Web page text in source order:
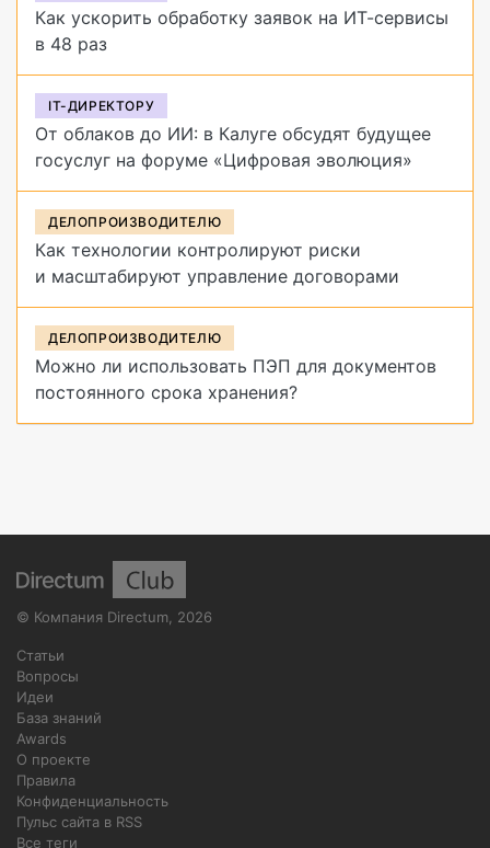
Как ускорить обработку заявок на ИТ-сервисы
в 48 раз
IT-ДИРЕКТОРУ
От облаков до ИИ: в Калуге обсудят будущее
госуслуг на форуме «Цифровая эволюция»
ДЕЛОПРОИЗВОДИТЕЛЮ
Как технологии контролируют риски
и масштабируют управление договорами
ДЕЛОПРОИЗВОДИТЕЛЮ
Можно ли использовать ПЭП для документов
постоянного срока хранения?
© Компания Directum, 2026
Статьи
Вопросы
Идеи
База знаний
Awards
О проекте
Правила
Конфиденциальность
Пульс сайта в RSS
Все теги